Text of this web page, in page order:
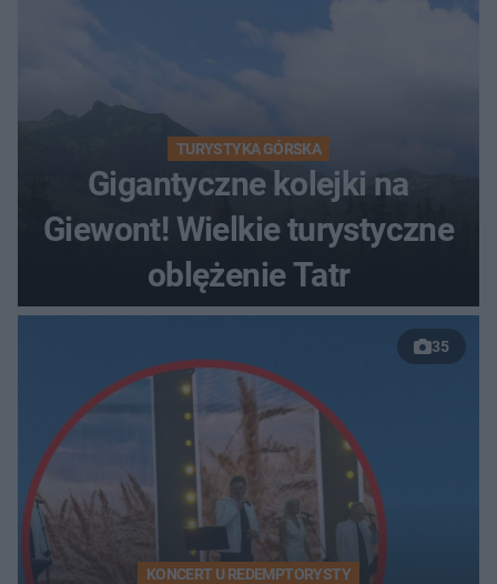
TURYSTYKA GÓRSKA
Gigantyczne kolejki na
Giewont! Wielkie turystyczne
oblężenie Tatr
35
KONCERT U REDEMPTORYSTY